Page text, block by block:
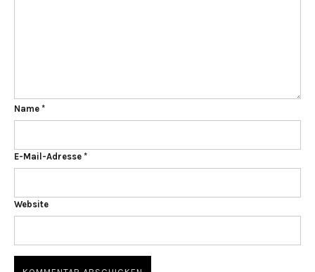
Name *
E-Mail-Adresse *
Website